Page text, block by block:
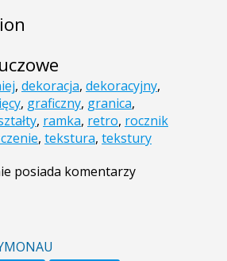
, dekoracja, dekoracyjny,
, graficzny, granica,
, ramka, retro, rocznik
, tekstura, tekstury
posiada komentarzy